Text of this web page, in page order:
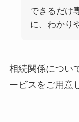
できるだけ
に、わかり
相続関係につい
ービスをご用意